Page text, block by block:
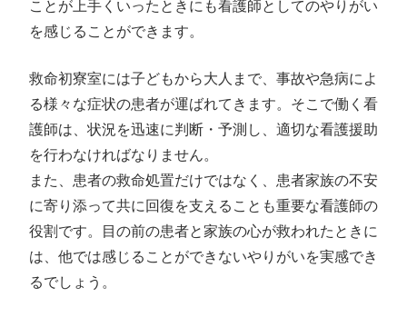
ことが上手くいったときにも看護師としてのやりがい
を感じることができます。
救命初寮室には子どもから大人まで、事故や急病によ
る様々な症状の患者が運ばれてきます。そこで働く看
護師は、状況を迅速に判断・予測し、適切な看護援助
を行わなければなりません。
また、患者の救命処置だけではなく、患者家族の不安
に寄り添って共に回復を支えることも重要な看護師の
役割です。目の前の患者と家族の心が救われたときに
は、他では感じることができないやりがいを実感でき
るでしょう。